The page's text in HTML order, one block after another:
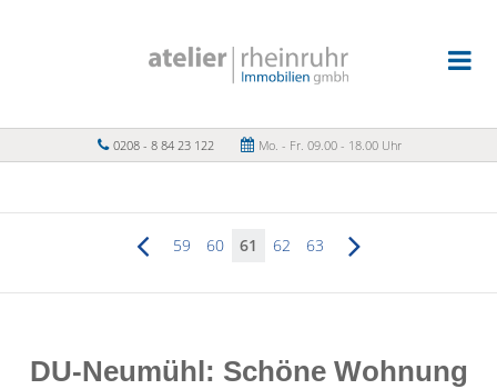
0208 - 8 84 23 122 Mo. - Fr. 09.00 - 18.00 Uhr
59 60 61 62 63
DU-Neumühl: Schöne Wohnung